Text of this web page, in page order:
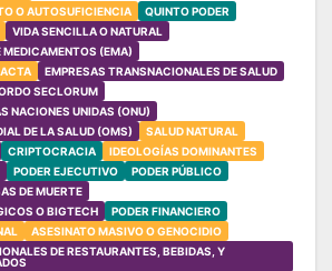
O AUTOSUFICIENCIA
QUINTO PODER
VIDA SENCILLA O NATURAL
MEDICAMENTOS (EMA)
EMPRESAS TRANSNACIONALES DE SALUD
SECLORUM
NACIONES UNIDAS (ONU)
DE LA SALUD (OMS)
SALUD NATURAL
CRIPTOCRACIA
IDEOLOGÍAS DOMINANTES
PODER EJECUTIVO
PODER PÚBLICO
DE MUERTE
O BIGTECH
PODER FINANCIERO
ASESINATO MASIVO O GENOCIDIO
DE RESTAURANTES, BEBIDAS, Y